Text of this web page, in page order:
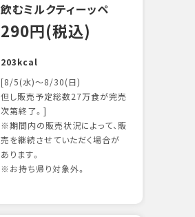
飲むミルクティーッペ
290円(税込)
203kcal
[8/5(水)～8/30(日)
但し販売予定総数27万食が完売
次第終了。]
※期間内の販売状況によって、販
売を継続させていただく場合が
あります。
※お持ち帰り対象外。